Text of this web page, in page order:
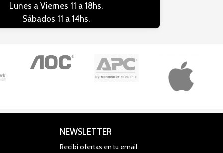
Lunes a Viernes 11 a 18hs.
Sábados 11 a 14hs.
NEWSLETTER
Recibí ofertas en tu email